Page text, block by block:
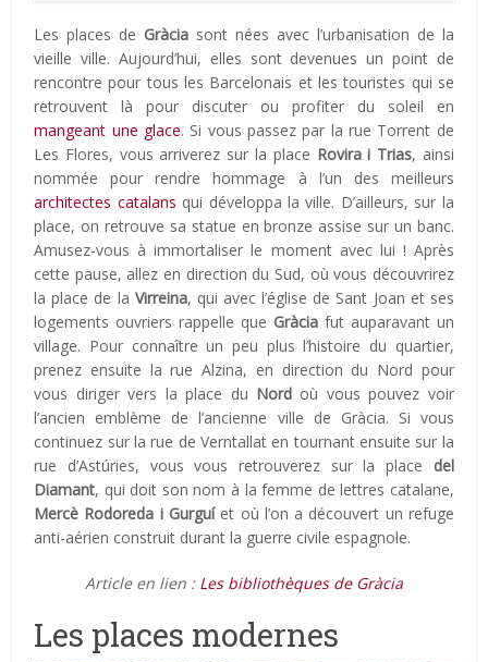
Les places de Gràcia sont nées avec l’urbanisation de la
vieille ville. Aujourd’hui, elles sont devenues un point de
rencontre pour tous les Barcelonais et les touristes qui se
retrouvent là pour discuter ou profiter du soleil en
mangeant une glace. Si vous passez par la rue Torrent de
Les Flores, vous arriverez sur la place Rovira i Trias, ainsi
nommée pour rendre hommage à l’un des meilleurs
architectes catalans qui développa la ville. D’ailleurs, sur la
place, on retrouve sa statue en bronze assise sur un banc.
Amusez-vous à immortaliser le moment avec lui ! Après
cette pause, allez en direction du Sud, où vous découvrirez
la place de la Virreina, qui avec l’église de Sant Joan et ses
logements ouvriers rappelle que Gràciafut auparavant un
village. Pour connaître un peu plus l’histoire du quartier,
prenez ensuite la rue Alzina, en direction du Nord pour
vous diriger vers la place du Nordoù vous pouvez voir
l’ancien emblème de l’ancienne ville de Gràcia. Si vous
continuez sur la rue de Verntallat en tournant ensuite sur la
rue d’Astúries, vous vous retrouverez sur la place del
Diamant, qui doit son nom à la femme de lettres catalane,
Mercè Rodoreda i Gurguíet où l’on a découvert un refuge
anti-aérien construit durant la guerre civile espagnole.
Article en lien : Les bibliothèques de Gràcia
Les places modernes